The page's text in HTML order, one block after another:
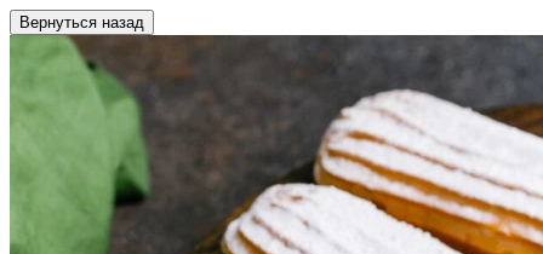
Вернуться назад